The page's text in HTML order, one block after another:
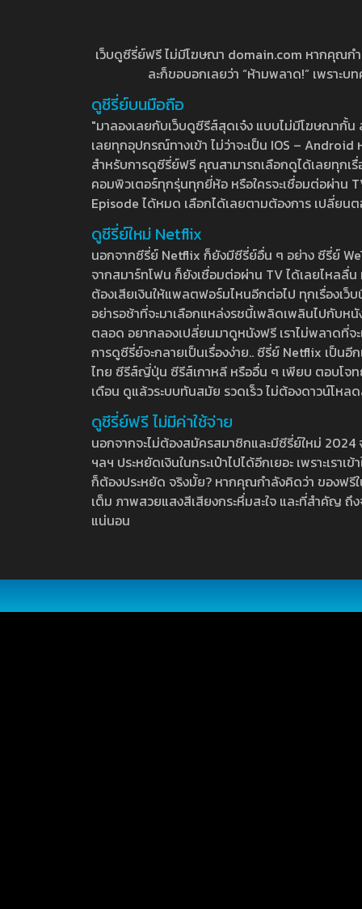
เว็บดูซีรี่ย์ฟรี ไม่มีโฆษณา domain.com หากคุณก
ละก็ขอบอกเลยว่า “ห้ามพลาด!” เพราะ
ดูซีรี่ย์บนมือถือ
"มาลองเลยกับเว็บดูซีรีส์สุดเจ๋ง แบบไม่มีโฆษณากั้
เลยทุกอุปกรณ์ทางเข้า ไม่ว่าจะเป็น IOS –
สำหรับการดูซีรี่ย์ฟรี คุณสามารถเลือกดูได้เลยทุกเ
คอมพิวเตอร์ทุกรุ่นทุกยี่ห้อ หรือใครจะเชื่อมต่อผ่าน
Episode ได้หมด เลือกได้เลยตามต้องการ เปลี่ยน
ดูซีรี่ย์ใหม่ Netflix
นอกจากซีรี่ย์ Netflix ก็ยังมีซีรี่ย์อื่น ๆ อย่าง ซีรี่ย์
จากสมาร์ทโฟน ก็ยังเชื่อมต่อผ่าน TV ได้เลยไหลลื่
ต้องเสียเงินให้แพลตฟอร์มไหนอีกต่อไป ทุกเรื่องเว็
อย่ารอช้าที่จะมาเลือกแหล่งรชนี้เพลิดเพลินไปกับห
ตลอด อยากลองเปลี่ยนมาดูหนังฟรี เราไม่พลาดที่
การดูซีรี่ย์จะกลายเป็นเรื่องง่าย.. ซีรี่ย์ Netflix เป็น
ไทย ซีรีส์ญี่ปุ่น ซีรีส์เกาหลี หรืออื่น ๆ เพียบ ตอบโจท
เดือน ดูแล้วระบบทันสมัย รวดเร็ว ไม่ต้องดาวน์โห
ดูซีรี่ย์ฟรี ไม่มีค่าใช้จ่าย
นอกจากจะไม่ต้องสมัครสมาชิกและมีซีรี่ย์ใหม่
ฯลฯ ประหยัดเงินในกระเป๋าไปได้อีกเยอะ เพราะเร
ก็ต้องประหยัด จริงมั้ย? หากคุณกำลังคิดว่า ของฟ
เต็ม ภาพสวยแสงสีเสียงกระหึ่มสะใจ และที่สำคัญ
แน่นอน